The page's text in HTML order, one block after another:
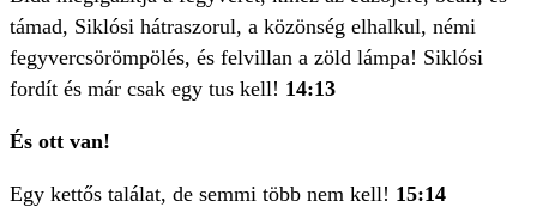
támad, Siklósi hátraszorul, a közönség elhalkul, némi
fegyvercsörömpölés, és felvillan a zöld lámpa! Siklósi
fordít és már csak egy tus kell! 14:13
És ott van!
Egy kettős találat, de semmi több nem kell! 15:14